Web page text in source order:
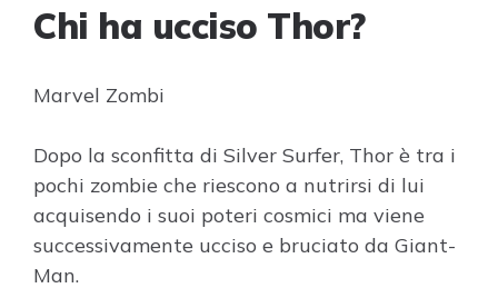
Chi ha ucciso Thor?
Marvel Zombi
Dopo la sconfitta di Silver Surfer, Thor è tra i
pochi zombie che riescono a nutrirsi di lui
acquisendo i suoi poteri cosmici ma viene
successivamente ucciso e bruciato da Giant-
Man.